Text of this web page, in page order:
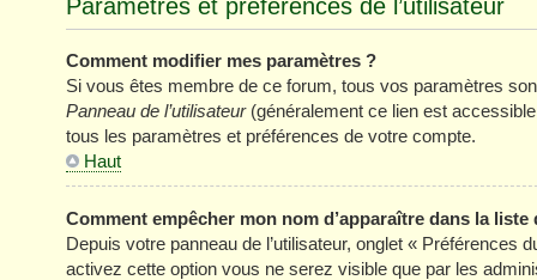
Paramètres et préférences de l’utilisateur
Comment modifier mes paramètres ?
Si vous êtes membre de ce forum, tous vos paramètres
Panneau de l’utilisateur(généralement ce lien est
tous les paramètres et préférences de votre compte.
Haut
Comment empêcher mon nom d’apparaître dans la
Depuis votre panneau de l’utilisateur, onglet « Préférences
activez cette option vous ne serez visible que par les